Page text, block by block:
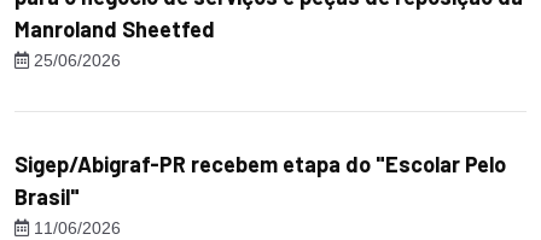
Manroland Sheetfed
25/06/2026
Sigep/Abigraf-PR recebem etapa do "Escolar Pelo
Brasil"
11/06/2026